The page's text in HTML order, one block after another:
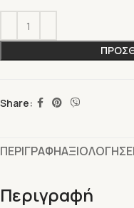
Share:
ΠΕΡΙΓΡΑΦΗ
Περιγραφή